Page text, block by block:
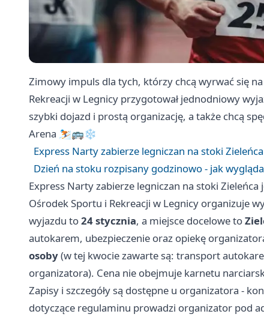
Zimowy impuls dla tych, którzy chcą wyrwać się
Rekreacji w Legnicy przygotował jednodniowy
szybki dojazd i prostą organizację, a także chcą
Arena ⛷️🚌❄️
Express Narty zabierze legniczan na stoki
Dzień na stoku rozpisany godzinowo - jak
Express Narty zabierze legniczan na stoki Zieleńca
Ośrodek Sportu i Rekreacji w Legnicy organizuje
wyjazdu to24 stycznia, a miejsce docelowe to
autokarem, ubezpieczenie oraz opiekę
osoby(w tej kwocie zawarte są: transport
organizatora). Cena nie obejmuje karnetu
Zapisy i szczegóły są dostępne u organizatora -
dotyczące regulaminu prowadzi organizator pod